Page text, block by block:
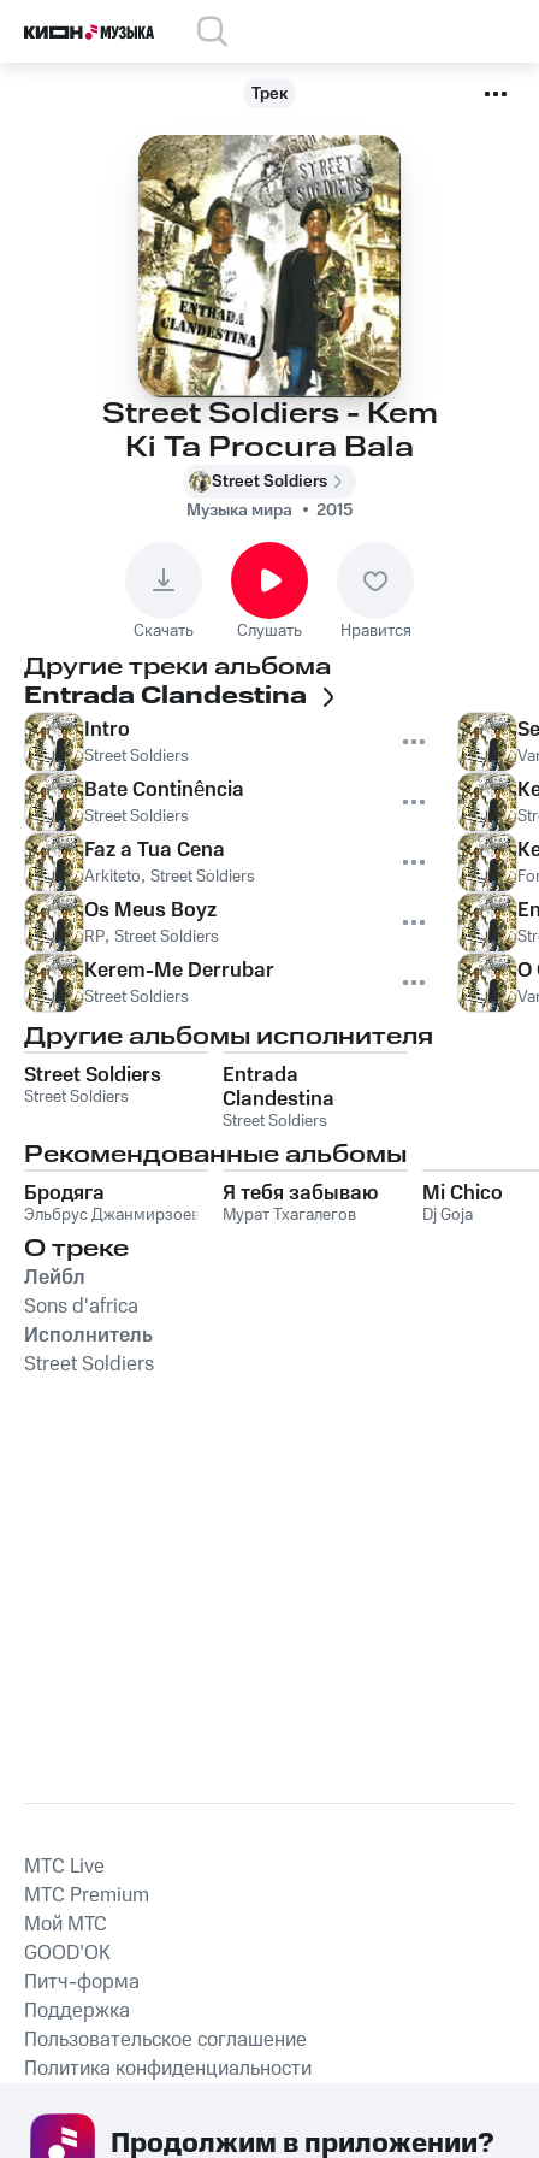
Трек
Street Soldiers - Kem
Ki Ta Procura Bala
Street Soldiers
Музыка мира
2015
Скачать Слушать Нравится
Другие треки альбома
Entrada Clandestina
Intro
Street Soldiers
Bate Continência
Street Soldiers
Faz a Tua Cena
Arkiteto, Street Soldiers
Os Meus Boyz
RP, Street Soldiers
Kerem-Me Derrubar
Street Soldiers
O
Другие альбомы исполнителя
Street Soldiers
Street Soldiers
Entrada
Clandestina
Street Soldiers
Рекомендованные альбомы
Бродяга
Эльбрус Джанмирзоев
Я тебя забываю
Мурат Тхагалегов
Mi Chico
Dj Goja
О треке
Лейбл
Sons d'africa
Исполнитель
Street Soldiers
СКАЧАТЬ ПРИЛОЖЕНИЕ
MTС Live
MTС Premium
Мой МТС
GOOD’OK
Питч-форма
Поддержка
Пользовательское соглашение
Политика конфиденциальности